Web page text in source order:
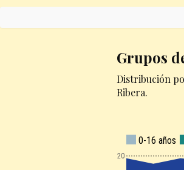
Grupos
Distribución
Ribera.
120
0-16 años